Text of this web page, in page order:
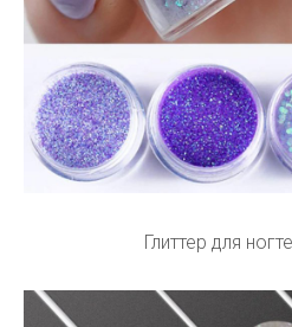
Глиттер для